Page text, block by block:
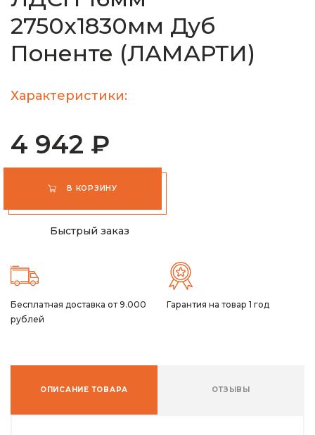
2750х1830мм Дуб
Поненте (ЛАМАРТИ)
Характеристики:
4 942 ₽
В КОРЗИНУ
Быстрый заказ
Бесплатная доставка от 9.000
рублей
Гарантия на товар 1 год
ОПИСАНИЕ ТОВАРА ОТЗЫВЫ